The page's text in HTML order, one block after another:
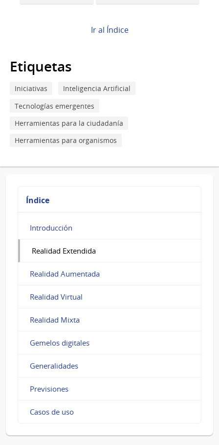
transversales
para
Realidad
Extendida
Ir al Índice
Etiquetas
Iniciativas
Inteligencia Artificial
Tecnologías emergentes
Herramientas para la ciudadanía
Herramientas para organismos
Índice
Introducción
Realidad Extendida
Realidad Aumentada
Realidad Virtual
Realidad Mixta
Gemelos digitales
Generalidades
Previsiones
Casos de uso